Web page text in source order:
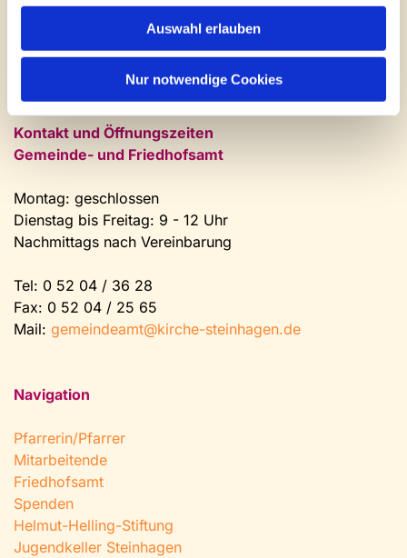
Auswahl erlauben
Nur notwendige Cookies
Brockhagener Straße 28 | 33803 Steinhagen
0 52 04 / 36 28
Mail:gemeindeamt@kirche-steinhagen.de
Newsletter abonnieren
Kontakt und Öffnungszeiten
Gemeinde- und Friedhofsamt
Montag: geschlossen
Dienstag bis Freitag: 9 - 12 Uhr
Nachmittags nach Vereinbarung
Tel: 0 52 04 / 36 28
Fax: 0 52 04 / 25 65
Mail: gemeindeamt@kirche-steinhagen.de
Navigation
Pfarrerin/Pfarrer
Mitarbeitende
Friedhofsamt
Spenden
Helmut-Helling-Stiftung
Jugendkeller Steinhagen